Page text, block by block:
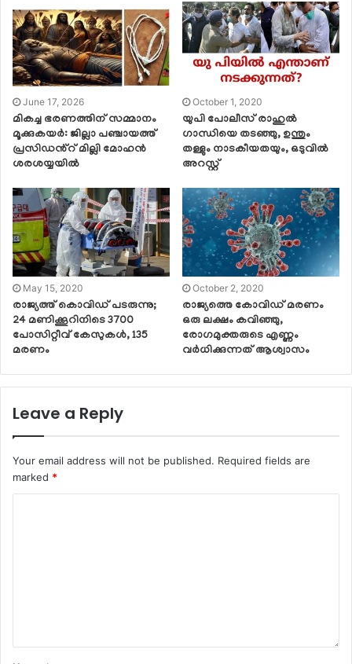
June 17, 2026
മികച്ച ഭരണത്തിന് സമ്മാനം
മൂക്കുകയർ: ജില്ലാ പഞ്ചായത്ത്
പ്രസിഡൻ്റ് മില്ലി മോഹൻ
ശരശയ്യയിൽ
October 1, 2020
യുപി പോലീസ് രാഹുല്‍
ഗാന്ധിയെ തടഞ്ഞു, ഉന്തും
തള്ളും നാടകീയതയും, ഒടുവില്‍
അറസ്റ്റ്‌
May 15, 2020
രാജ്യത്ത് കൊവിഡ് പടരുന്നു;
24 മണിക്കൂറിനിടെ 3700
പോസിറ്റീവ് കേസുകള്‍, 135
മരണം
October 2, 2020
രാജ്യത്തെ കോവിഡ് മരണം
ഒരു ലക്ഷം കവിഞ്ഞു,
രോഗമുക്തരുടെ എണ്ണം
വര്‍ധിക്കുന്നത് ആശ്വാസം
Leave a Reply
Your email address will not be published. Required fields are
marked *